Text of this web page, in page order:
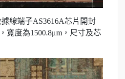
線端子AS3616A芯片開封
寬度為1500.8μm，尺寸及芯